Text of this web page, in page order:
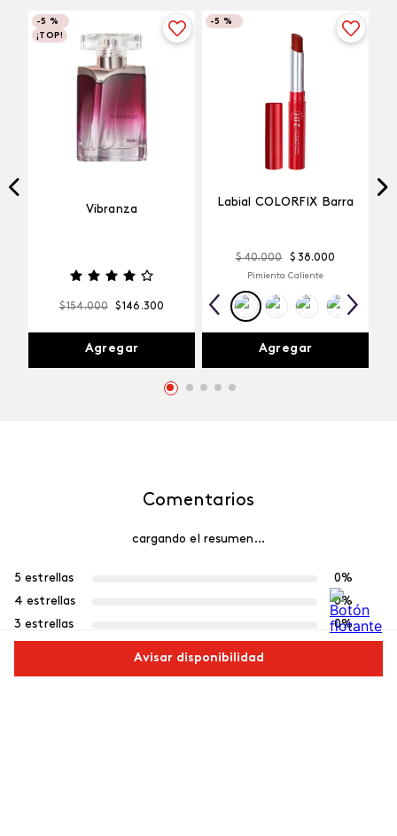
Avisar disponibilidad
-5 %
¡TOP!
Vibranza
$154.000 $146 .300
Agregar
-5 %
Labial COLORFIX Barra
$ 40.000 $ 38.000
Pimienta Caliente
Agregar
Comentarios
cargando el resumen…
5 estrellas
0%
4 estrellas
0%
3 estrellas
0%